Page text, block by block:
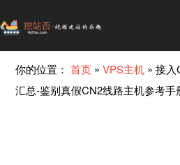
你的位置：首页 »VPS主机 »接入
汇总-鉴别真假CN2线路主机参考手